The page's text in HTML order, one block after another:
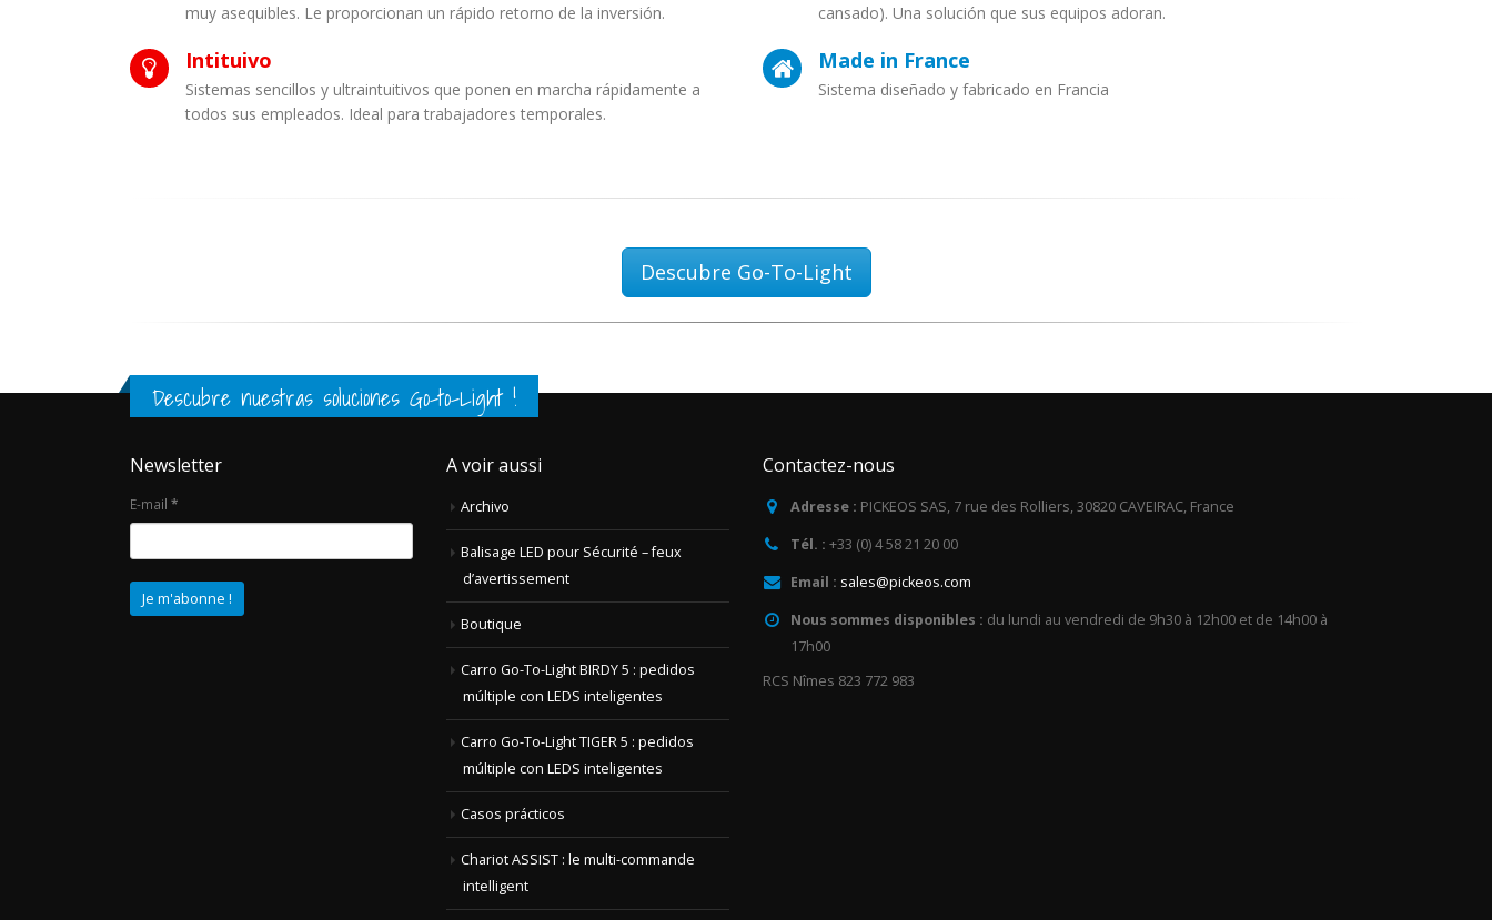
muy asequibles. Le proporcionan un rápido retorno de la inversión.
cansado). Una solución que sus equipos adoran.
Intituivo
Sistemas sencillos y ultraintuitivos que ponen en marcha rápidamente a
todos sus empleados. Ideal para trabajadores temporales.
Made in France
Sistema diseñado y fabricado en Francia
Descubre Go-To-Light
Descubre nuestras soluciones Go-to-Light !
Newsletter
E-mail *
A voir aussi
Archivo
Balisage LED pour Sécurité – feux
d’avertissement
Boutique
Carro Go-To-Light BIRDY 5 : pedidos
múltiple con LEDS inteligentes
Carro Go-To-Light TIGER 5 : pedidos
múltiple con LEDS inteligentes
Casos prácticos
Chariot ASSIST : le multi-commande
intelligent
Contactez-nous
Adresse : PICKEOS SAS, 7 rue des Rolliers, 30820 CAVEIRAC, France
Tél. : +33 (0) 4 58 21 20 00
Email : sales@pickeos.com
Nous sommes disponibles : du lundi au vendredi de 9h30 à 12h00 et de 14h00 à
17h00
RCS Nîmes 823 772 983